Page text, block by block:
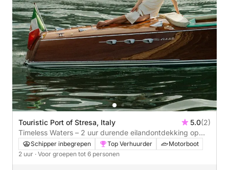
Touristic Port of Stresa, Italy 5.0(2)
Timeless Waters – 2 uur durende eilandontdekking op
een Riva Super Ariston
Schipper inbegrepen Top Verhuurder
Motorboot
2 uur · Voor groepen tot 6 personen